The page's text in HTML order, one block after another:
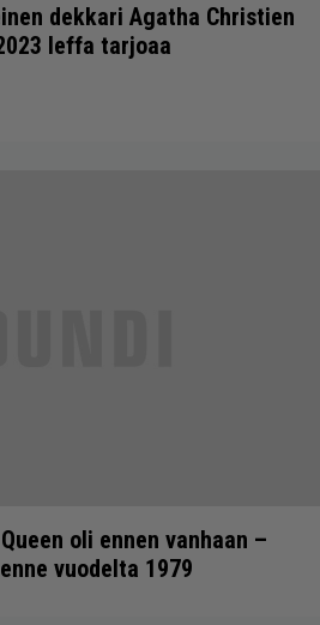
dekkari Agatha Christien
leffa tarjoaa
oli ennen vanhaan –
vuodelta 1979